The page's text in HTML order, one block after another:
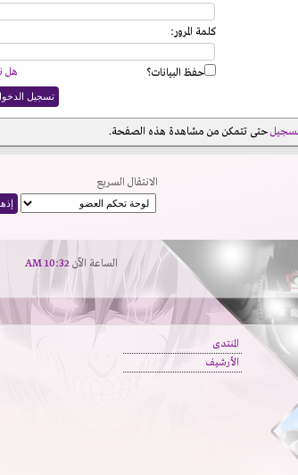
كلمة المرور:
هل حفظ البيانات؟
حتى تتمكن من مشاهدة هذه الصفحة.
الانتقال السريع
الساعة الآن10:32 AM
المنتدى
الأرشيف